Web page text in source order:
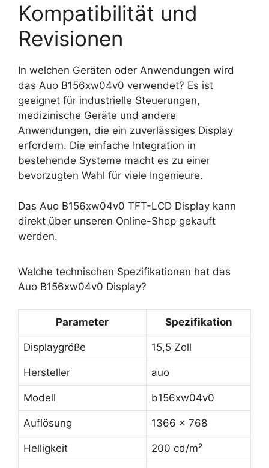
Kompatibilität und
Revisionen
In welchen Geräten oder Anwendungen wird
das Auo B156xw04v0 verwendet? Es ist
geeignet für industrielle Steuerungen,
medizinische Geräte und andere
Anwendungen, die ein zuverlässiges Display
erfordern. Die einfache Integration in
bestehende Systeme macht es zu einer
bevorzugten Wahl für viele Ingenieure.
Das Auo B156xw04v0 TFT-LCD Display kann
direkt über unseren Online-Shop gekauft
werden.
Welche technischen Spezifikationen hat das
Auo B156xw04v0 Display?
Parameter Spezifikation
Displaygröße 15,5 Zoll
Hersteller auo
Modell b156xw04v0
Auflösung 1366 x 768
Helligkeit 200 cd/m²